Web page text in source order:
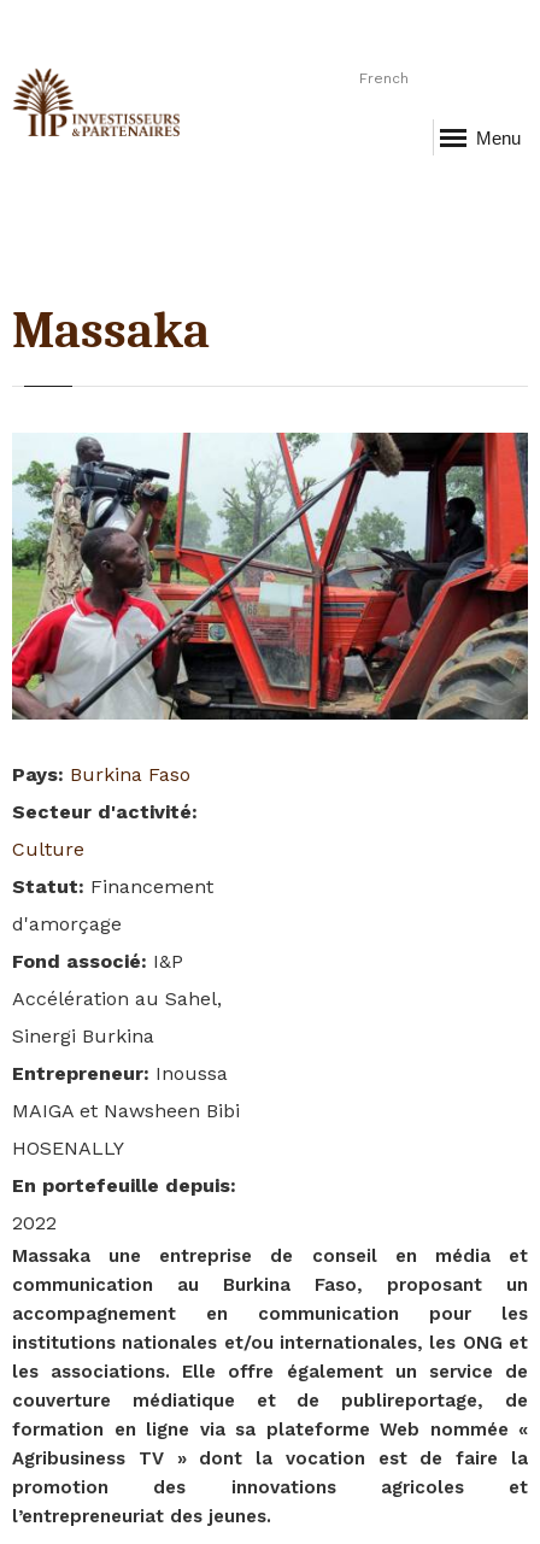
French
Menu
Massaka
Pays: Burkina Faso
Secteur d'activité:
Culture
Statut: Financement
d'amorçage
Fond associé: I&P
Accélération au Sahel,
Sinergi Burkina
Entrepreneur: Inoussa
MAIGA et Nawsheen Bibi
HOSENALLY
En portefeuille depuis:
2022
Massaka une entreprise de conseil en média et
communication au Burkina Faso, proposant un
accompagnement en communication pour les
institutions nationales et/ou internationales, les ONG et
les associations. Elle offre également un service de
couverture médiatique et de publireportage, de
formation en ligne via sa plateforme Web nommée «
Agribusiness TV » dont la vocation est de faire la
promotion des innovations agricoles et
l’entrepreneuriat des jeunes.